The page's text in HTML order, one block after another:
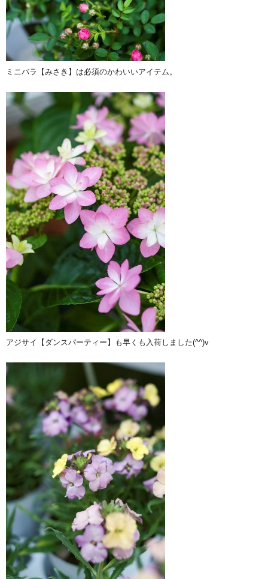
ミニバラ【みさき】は必須のかわいいアイテム。
アジサイ【ダンスパーティー】も早くも入荷しました(^^)v